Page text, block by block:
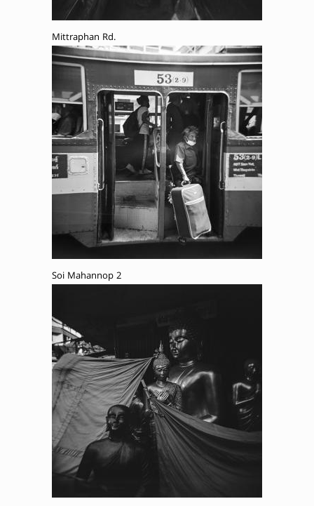
Mittraphan Rd.
Soi Mahannop 2